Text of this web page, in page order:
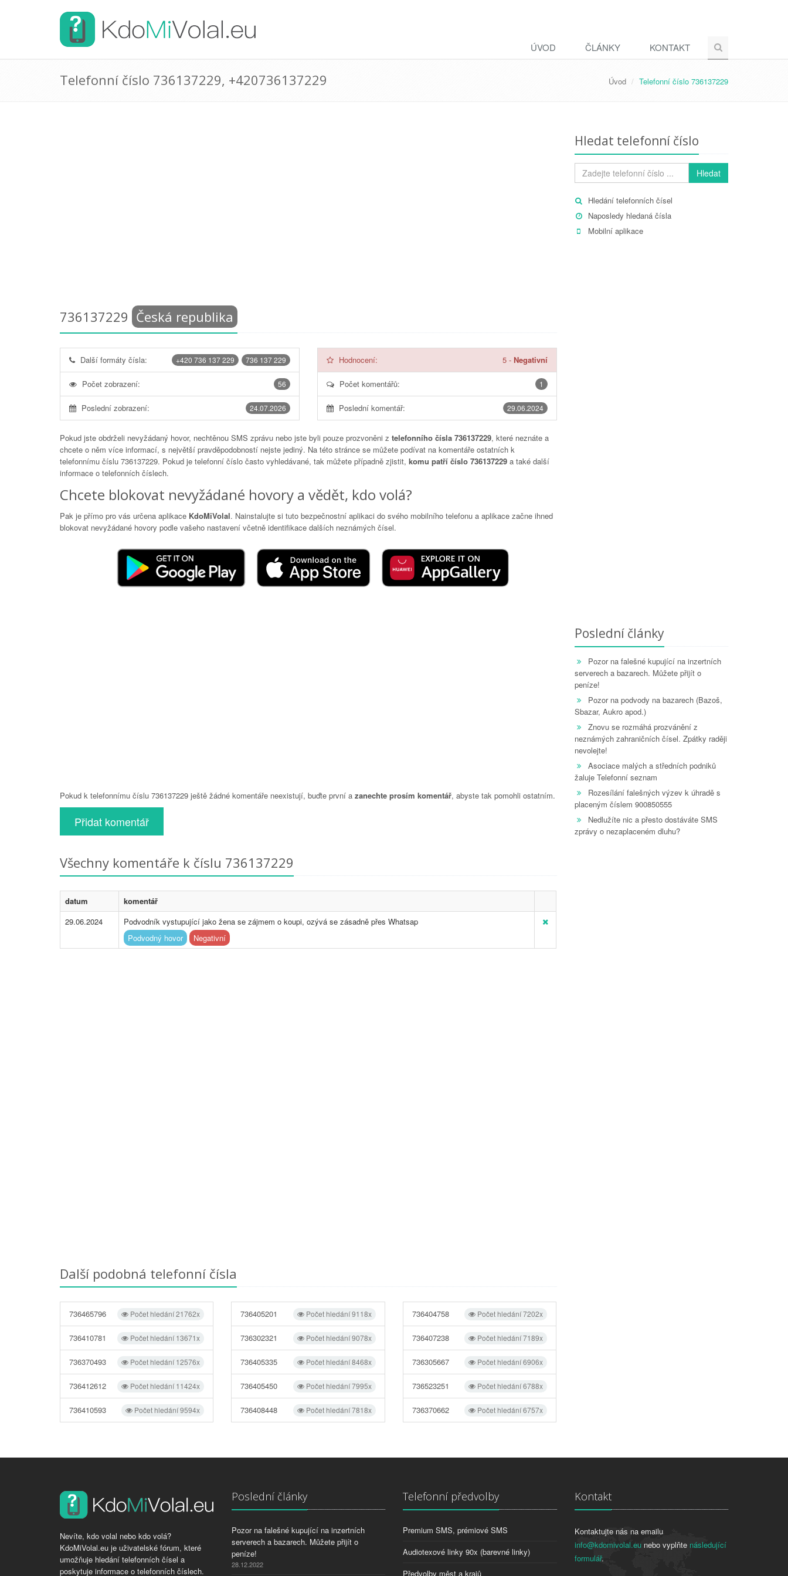
ÚVOD ČLÁNKY KONTAKT
Telefonní číslo 736137229, +420736137229 Úvod Telefonní číslo 736137229
736137229 Česká republika
736 137 229
+420 736 137 229
Další formáty čísla:
56
Počet zobrazení:
24.07.2026
Poslední zobrazení:
Hodnocení: 5- Negativní
1
Počet komentářů:
29.06.2024
Poslední komentář:
Pokud jste obdrželi nevyžádaný hovor, nechtěnou SMS zprávu nebo jste byli pouze prozvoněni z telefonního čísla 736137229, které neznáte a
chcete o něm více informací, s největší pravděpodobností nejste jediný. Na této stránce se můžete podívat na komentáře ostatních k
telefonnímu číslu 736137229. Pokud je telefonní číslo často vyhledávané, tak můžete případně zjistit, komu patří číslo 736137229 a také další
informace o telefonních číslech.
Chcete blokovat nevyžádané hovory a vědět, kdo volá?
Pak je přímo pro vás určena aplikace KdoMiVolal. Nainstalujte si tuto bezpečnostní aplikaci do svého mobilního telefonu a aplikace začne ihned
blokovat nevyžádané hovory podle vašeho nastavení včetně identifikace dalších neznámých čísel.
Pokud k telefonnímu číslu 736137229 ještě žádné komentáře neexistují, buďte první a zanechte prosím komentář, abyste tak pomohli ostatním.
Přidat komentář
Všechny komentáře k číslu 736137229
datum
komentář
29.06.2024
Podvodník vystupující jako žena se zájmem o koupi, ozývá se zásadně přes Whatsap
Podvodný hovor
Negativní
Další podobná telefonní čísla
Počet hledání 21762x
736465796
Počet hledání 13671x
736410781
Počet hledání 12576x
736370493
Počet hledání 11424x
736412612
Počet hledání 9594x
736410593
Počet hledání 9118x
736405201
Počet hledání 9078x
736302321
Počet hledání 8468x
736405335
Počet hledání 7995x
736405450
Počet hledání 7818x
736408448
Počet hledání 7202x
736404758
Počet hledání 7189x
736407238
Počet hledání 6906x
736305667
Počet hledání 6788x
736523251
Počet hledání 6757x
736370662
Hledat telefonní číslo
Hledat
Hledání telefonních čísel
Naposledy hledaná čísla
Mobilní aplikace
Poslední články
Pozor na falešné kupující na inzertních
serverech a bazarech. Můžete přijít o
peníze!
Pozor na podvody na bazarech (Bazoš,
Sbazar, Aukro apod.)
Znovu se rozmáhá prozvánění z
neznámých zahraničních čísel. Zpátky raději
nevolejte!
Asociace malých a středních podniků
žaluje Telefonní seznam
Rozesílání falešných výzev k úhradě s
placeným číslem 900850555
Nedlužíte nic a přesto dostáváte SMS
zprávy o nezaplaceném dluhu?
Nevíte, kdo volal nebo kdo volá?
KdoMiVolal.eu je uživatelské fórum, které
umožňuje hledání telefonních čísel a
poskytuje informace o telefonních číslech.
Poslední články
Pozor na falešné kupující na inzertních
serverech a bazarech. Můžete přijít o
peníze!
28.12.2022
Telefonní předvolby
Premium SMS, prémiové SMS
Audiotexové linky 90x (barevné linky)
Předvolby měst a krajů
Kontakt
Kontaktujte nás na emailu
info@kdomivolal.eunebo vyplňte následující
formulář.